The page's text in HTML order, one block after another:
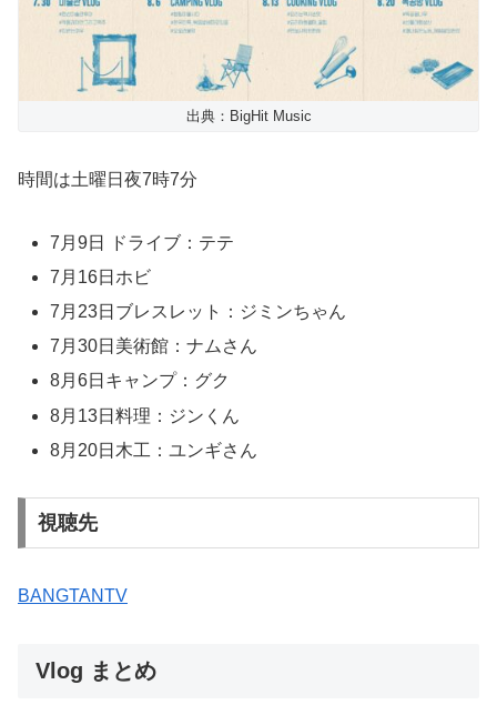
出典：BigHit Music
時間は土曜日夜7時7分
7月9日 ドライブ：テテ
7月16日ホビ
7月23日ブレスレット：ジミンちゃん
7月30日美術館：ナムさん
8月6日キャンプ：グク
8月13日料理：ジンくん
8月20日木工：ユンギさん
視聴先
BANGTANTV
Vlog まとめ